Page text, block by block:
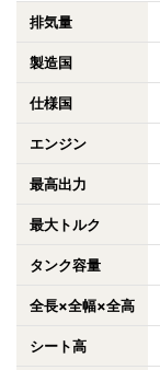
排気量
製造国
仕様国
エンジン
最高出力
最大トルク
タンク容量
全長×全幅×全高
シート高